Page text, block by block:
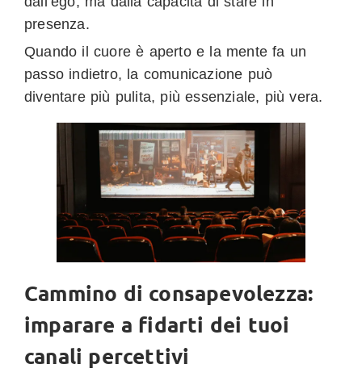
presenza.
Quando il cuore è aperto e la mente fa un
passo indietro, la comunicazione può
diventare più pulita, più essenziale, più vera.
Cammino di consapevolezza:
imparare a fidarti dei tuoi
canali percettivi